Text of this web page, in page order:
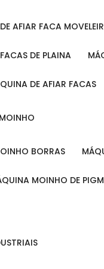
DE AFIAR FACA
DE PLAINA
DE AFIAR FACAS
BORRAS
MOINHO DE